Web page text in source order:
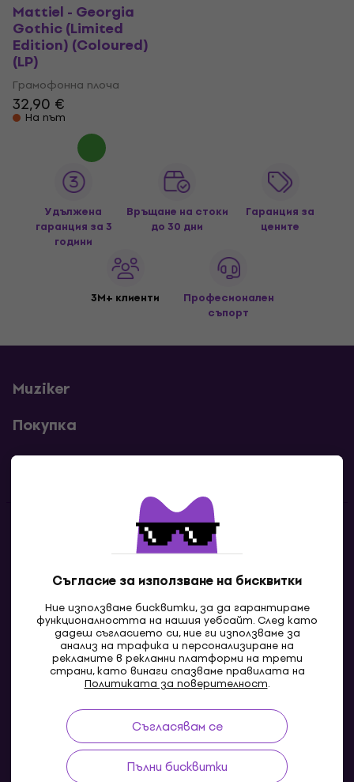
Съгласие за използване на бисквитки
Ние използваме бисквитки, за да гарантираме
функционалността на нашия уебсайт. След като
дадеш съгласието си, ние ги използваме за
анализ на трафика и персонализиране на
рекламите в рекламни платформи на трети
страни, като винаги спазваме правилата на
Политиката за поверителност.
Съгласявам се
Пълни бисквитки
Mattiel - Georgia
Gothic (Limited
Edition) (Coloured)
(LP)
Грамофонна плоча
32,90 €
На път
Удължена
гаранция за 3
години
Връщане на стоки
до 30 дни
Гаранция за
цените
3M+ клиенти
Професионален
съпорт
Muziker
Покупка
Полезни линкове
Контакти
MK